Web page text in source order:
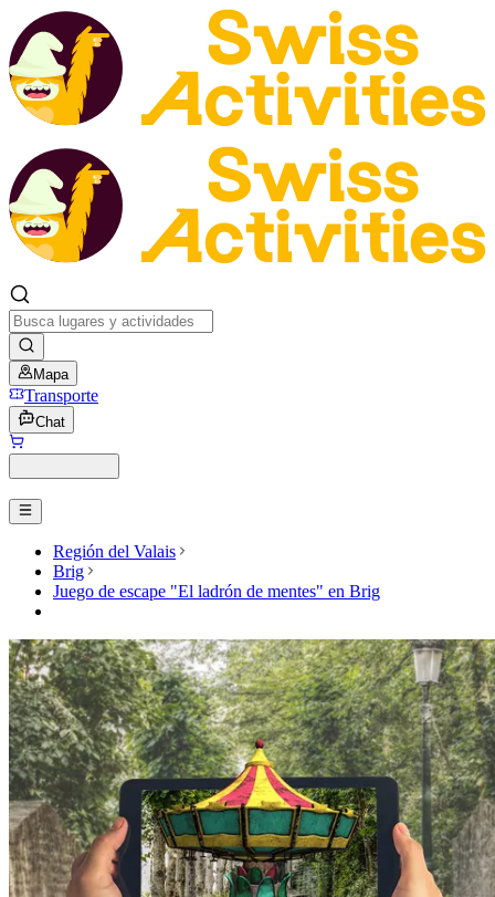
Mapa
Transporte
Chat
Región del Valais
Brig
Juego de escape "El ladrón de mentes" en Brig